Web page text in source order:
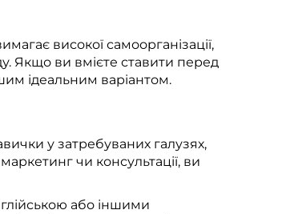
високої самоорганізації,
Якщо ви вмієте ставити перед
ідеальним варіантом.
у затребуваних галузях,
чи консультації, ви
або іншими